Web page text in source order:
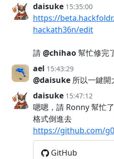
daisuke 15:35:00
https://
hackath36n/edit
請@chihao幫忙修完
ael 15:43:29
@daisuke 所以一鍵開
daisuke 15:47:12
嗯嗯，請 Ronny 幫忙
格式倒進去
https://github.com/
GitHub